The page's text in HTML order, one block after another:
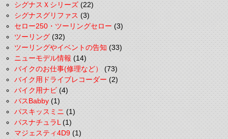
シグナスＸシリーズ(22)
シグナスグリファス(3)
セロー250・ツーリングセロー(3)
ツーリング(32)
ツーリングやイベントの告知(33)
ニューモデル情報(14)
バイクのお仕事(修理など）(73)
バイク用ドライブレコーダー(2)
バイク用ナビ(4)
パスBabby(1)
パスキッスミニ(1)
パスナチュラL(1)
マジェスティ4D9(1)